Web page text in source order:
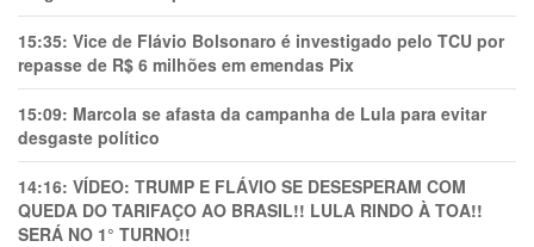
15:35: Vice de Flávio Bolsonaro é investigado pelo TCU por
repasse de R$ 6 milhões em emendas Pix
15:09: Marcola se afasta da campanha de Lula para evitar
desgaste político
14:16: VÍDEO: TRUMP E FLÁVIO SE DESESPERAM COM
QUEDA DO TARIFAÇO AO BRASIL!! LULA RINDO À TOA!!
SERÁ NO 1° TURNO!!